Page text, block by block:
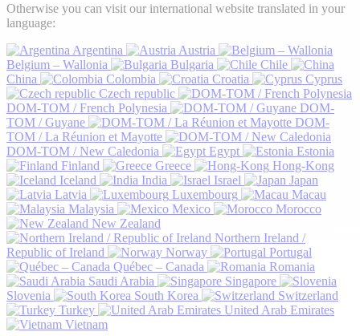
Otherwise you can visit our international website translated in your
language:
Argentina
Austria
Belgium – Wallonia
Bulgaria
Chile
China
Colombia Croatia
Cyprus
Czech republic
DOM-TOM / French Polynesia
DOM-
TOM / Guyane
DOM-
TOM / La Réunion et Mayotte
DOM-TOM / New Caledonia
Egypt
Estonia
Finland
Greece
Hong-Kong
Iceland
India Israel
Japan
Latvia
Luxembourg
Macau
Malaysia
Mexico
Morocco
New Zealand
Northern Ireland /
Republic of Ireland
Norway
Portugal
Québec – Canada
Romania
Saudi Arabia
Singapore
Slovenia
South Korea
Switzerland
Turkey
United Arab Emirates
Vietnam